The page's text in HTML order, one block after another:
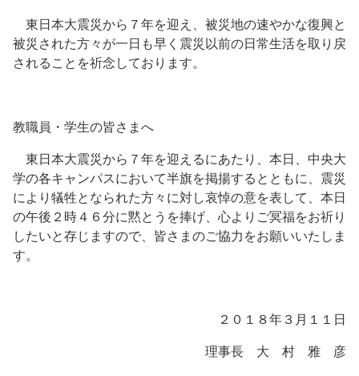
東日本大震災から７年を迎え、被災地の速やかな復興と
被災された方々が一日も早く震災以前の日常生活を取り戻
されることを祈念しております。
教職員・学生の皆さまへ
東日本大震災から７年を迎えるにあたり、本日、中央大
学の各キャンパスにおいて半旗を掲揚するとともに、震災
により犠牲となられた方々に対し哀悼の意を表して、本日
の午後２時４６分に黙とうを捧げ、心よりご冥福をお祈り
したいと存じますので、皆さまのご協力をお願いいたしま
す。
２０１８年３月１１日
理事長 大 村 雅 彦